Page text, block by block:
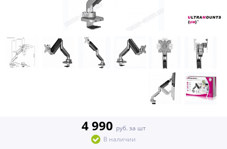
4 990 руб. за шт
В наличии